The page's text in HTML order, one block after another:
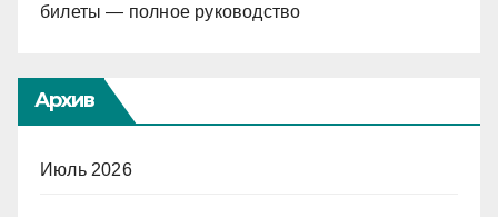
билеты — полное руководство
Архив
Июль 2026